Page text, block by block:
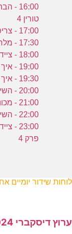
טורין 4
17:00 - צריפים ומציאות - פרק 20
17:30 - מלחמות המטען 2 - פרק 2
18:00 - ציידי האוצרות 12 - פרק 12
19:00 - איך עשו את זה? 23 - פרק 14
19:30 - איך עשו את זה? 22 - פרק 3
20:00 - השיפוצניקים: מכונית החלומות 2
21:00 - מכונית במיליון דולר - פרק 4
22:00 - השיפוצניקים 17 - פרק 7
פרק 4
לוחות שידור יומיים
ערוץ דיסקברי 13-12-2024